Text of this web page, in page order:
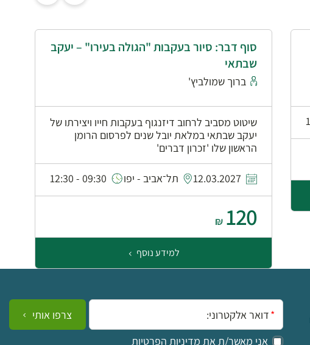
סוף דבר: סיור בעקבות "הגולה בעירו" – יעקב
שבתאי
ברוך שמולביץ'
שיטוט מסביב לרחוב דיזנגוף בעקבות חייו ויצירתו של
יעקב שבתאי במלאת יובל שנים לפרסום הרומן
הראשון שלו 'זכרון דברים'
12.03.2027 תל־אביב - יפו 09:30 - 12:30
120
₪
למידע נוסף
אימייל:
אני מאשר/ת את מדיניות הפרטיות
צרפו אותי